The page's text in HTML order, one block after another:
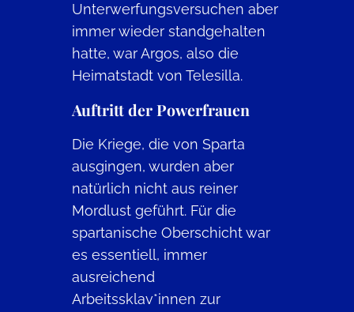
Unterwerfungsversuchen aber
immer wieder standgehalten
hatte, war Argos, also die
Heimatstadt von Telesilla.
Auftritt der Powerfrauen
Die Kriege, die von Sparta
ausgingen, wurden aber
natürlich nicht aus reiner
Mordlust geführt. Für die
spartanische Oberschicht war
es essentiell, immer
ausreichend
Arbeitssklav*innen zur